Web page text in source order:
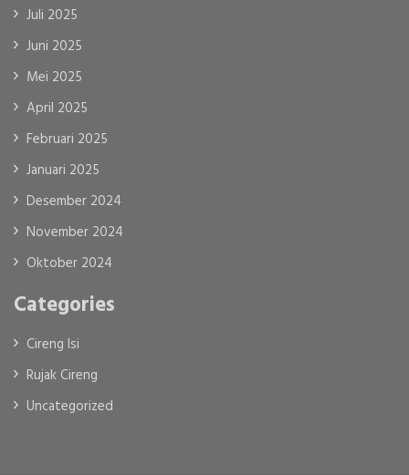
Juli 2025
Juni 2025
Mei 2025
April 2025
Februari 2025
Januari 2025
Desember 2024
November 2024
Oktober 2024
Categories
Cireng Isi
Rujak Cireng
Uncategorized